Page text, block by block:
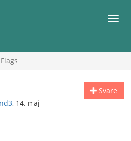
Flags
Svare
, 14. maj